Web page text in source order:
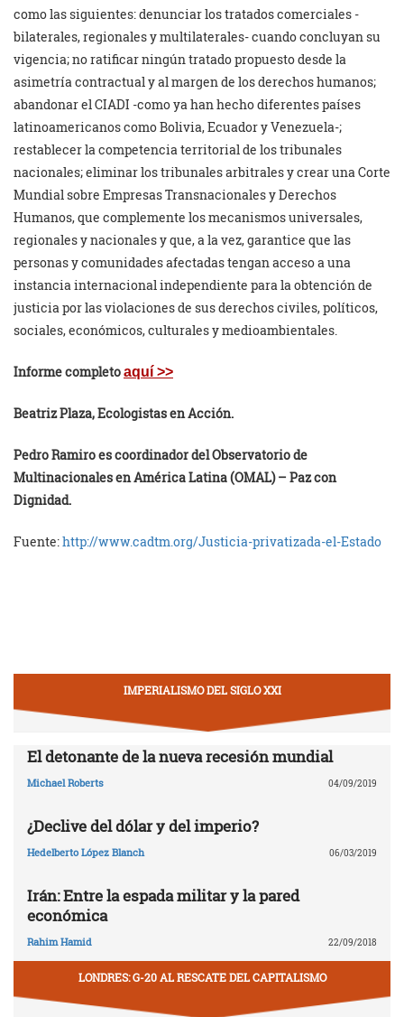
como las siguientes: denunciar los tratados comerciales -
bilaterales, regionales y multilaterales- cuando concluyan su
vigencia; no ratificar ningún tratado propuesto desde la
asimetría contractual y al margen de los derechos humanos;
abandonar el CIADI -como ya han hecho diferentes países
latinoamericanos como Bolivia, Ecuador y Venezuela-;
restablecer la competencia territorial de los tribunales
nacionales; eliminar los tribunales arbitrales y crear una Corte
Mundial sobre Empresas Transnacionales y Derechos
Humanos, que complemente los mecanismos universales,
regionales y nacionales y que, a la vez, garantice que las
personas y comunidades afectadas tengan acceso a una
instancia internacional independiente para la obtención de
justicia por las violaciones de sus derechos civiles, políticos,
sociales, económicos, culturales y medioambientales.
Informe completoaquí >>
Beatriz Plaza, Ecologistas en Acción.
Pedro Ramiro es coordinador del Observatorio de
Multinacionales en América Latina (OMAL) – Paz con
Dignidad.
Fuente:http://www.cadtm.org/Justicia-privatizada-el-Estado
IMPERIALISMO DEL SIGLO XXI
El detonante de la nueva recesión mundial
Michael Roberts 04/09/2019
¿Declive del dólar y del imperio?
Hedelberto López Blanch 06/03/2019
Irán: Entre la espada militar y la pared
económica
Rahim Hamid 22/09/2018
LONDRES: G-20 AL RESCATE DEL CAPITALISMO